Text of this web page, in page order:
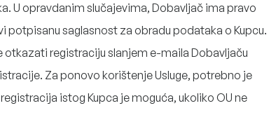
U opravdanim slučajevima, Dobavljač ima pravo
potpisanu saglasnost za obradu podataka o Kupcu.
otkazati registraciju slanjem e-maila Dobavljaču
Za ponovo korištenje Usluge, potrebno je
istog Kupca je moguća, ukoliko OU ne